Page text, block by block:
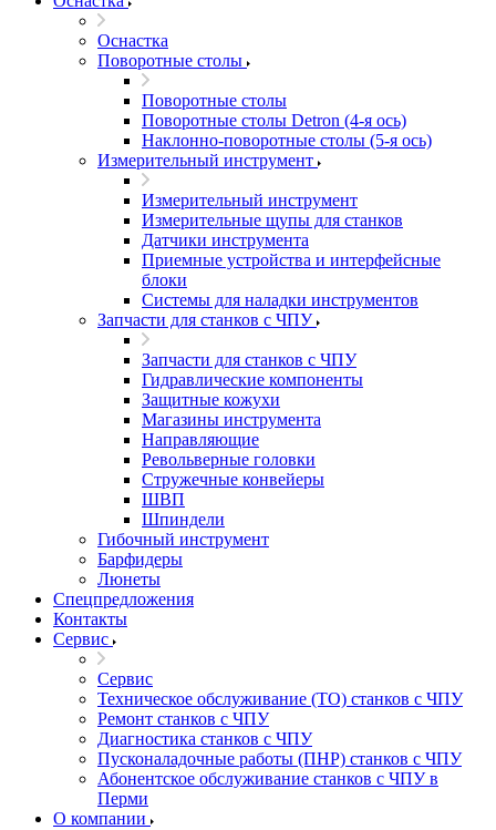
Оснастка
Поворотные столы
Поворотные столы
Поворотные столы Detron (4-я ось)
Наклонно-поворотные столы (5-я ось)
Измерительный инструмент
Измерительный инструмент
Измерительные щупы для станков
Датчики инструмента
Приемные устройства и интерфейсные
блоки
Системы для наладки инструментов
Запчасти для станков с ЧПУ
Запчасти для станков с ЧПУ
Гидравлические компоненты
Защитные кожухи
Магазины инструмента
Направляющие
Револьверные головки
Стружечные конвейеры
ШВП
Шпиндели
Гибочный инструмент
Барфидеры
Люнеты
Спецпредложения
Контакты
Сервис
Сервис
Техническое обслуживание (ТО) станков с ЧПУ
Ремонт станков с ЧПУ
Диагностика станков с ЧПУ
Пусконаладочные работы (ПНР) станков с ЧПУ
Абонентское обслуживание станков с ЧПУ в
Перми
О компании